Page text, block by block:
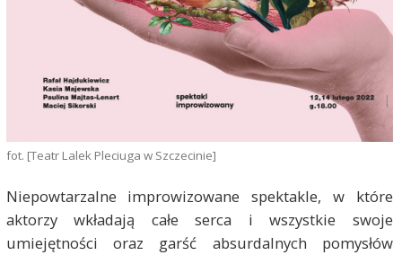
fot. [Teatr Lalek Pleciuga w Szczecinie]
Niepowtarzalne improwizowane spektakle, w które
aktorzy wkładają całe serca i wszystkie swoje
umiejętności oraz garść absurdalnych pomysłów